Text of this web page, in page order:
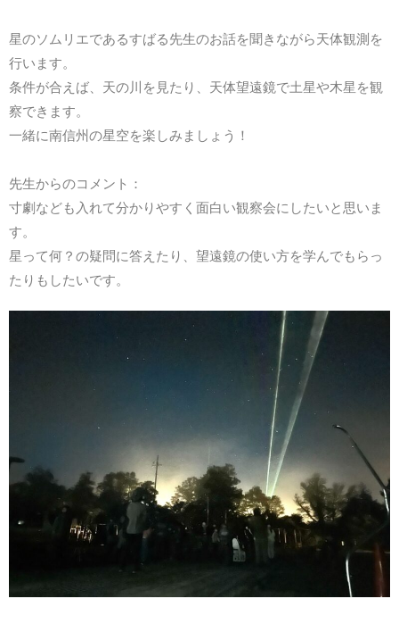
星のソムリエであるすばる先生のお話を聞きながら天体観測を
行います。
条件が合えば、天の川を見たり、天体望遠鏡で土星や木星を観
察できます。
一緒に南信州の星空を楽しみましょう！
先生からのコメント：
寸劇なども入れて分かりやすく面白い観察会にしたいと思いま
す。
星って何？の疑問に答えたり、望遠鏡の使い方を学んでもらっ
たりもしたいです。